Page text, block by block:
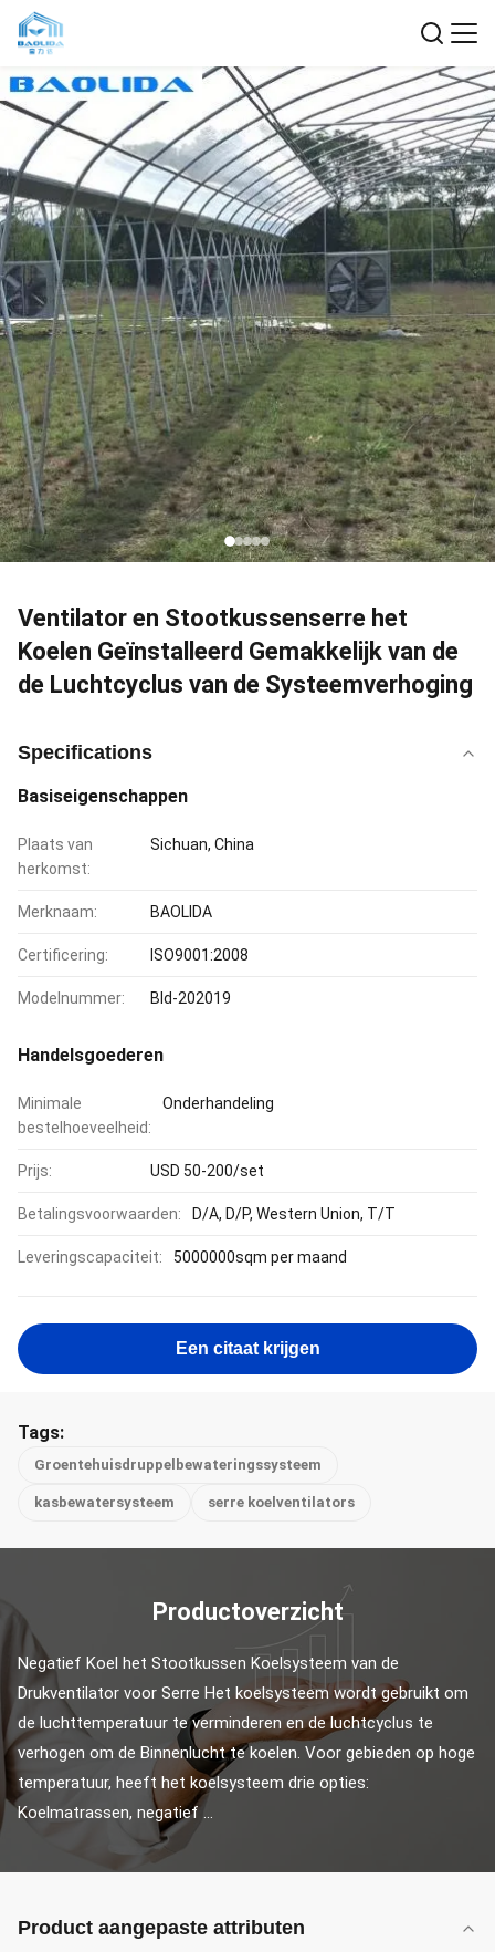
Ventilator en Stootkussenserre het
Koelen Geïnstalleerd Gemakkelijk van de
de Luchtcyclus van de Systeemverhoging
Specifications
Basiseigenschappen
Plaats van
herkomst:
Sichuan, China
Merknaam: BAOLIDA
Certificering: ISO9001:2008
Modelnummer: Bld-202019
Handelsgoederen
Minimale
bestelhoeveelheid:
Onderhandeling
Prijs: USD 50-200/set
Betalingsvoorwaarden: D/A, D/P, Western Union, T/T
Leveringscapaciteit: 5000000sqm per maand
Een citaat krijgen
Tags:
Groentehuisdruppelbewateringssysteem
kasbewatersysteem serre koelventilators
Productoverzicht
Negatief Koel het Stootkussen Koelsysteem van de
Drukventilator voor Serre Het koelsysteem wordt gebruikt om
de luchttemperatuur te verminderen en de luchtcyclus te
verhogen om de Binnenlucht te koelen. Voor gebieden op hoge
temperatuur, heeft het koelsysteem drie opties:
Koelmatrassen, negatief ...
Product aangepaste attributen